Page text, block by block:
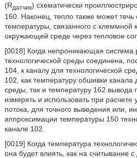
(Rдатчик) схематически
160. Наконец, тепло также может течь
температуры, связанного с клеммной
окружающей среде через тепловое
[0018] Когда непроникающая система
технологической среды соединена,
104, к каналу для технологической
102, как температуру обшивки канала
среды, так и температуру 162 вывода
измерять и использовать при расчете
потока, для точного выведения или,
аппроксимации температуры 150
канале 102.
[0019] Когда температура
она будет влиять, как на считывание